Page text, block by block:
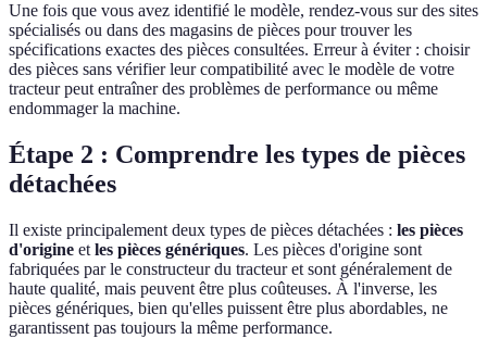
Une fois que vous avez identifié le modèle, rendez-vous sur des sites
spécialisés ou dans des magasins de pièces pour trouver les
spécifications exactes des pièces consultées. Erreur à éviter : choisir
des pièces sans vérifier leur compatibilité avec le modèle de votre
tracteur peut entraîner des problèmes de performance ou même
endommager la machine.
Étape 2 : Comprendre les types de pièces
détachées
Il existe principalement deux types de pièces détachées : les pièces
d'origine et les pièces génériques. Les pièces d'origine sont
fabriquées par le constructeur du tracteur et sont généralement de
haute qualité, mais peuvent être plus coûteuses. À l'inverse, les
pièces génériques, bien qu'elles puissent être plus abordables, ne
garantissent pas toujours la même performance.